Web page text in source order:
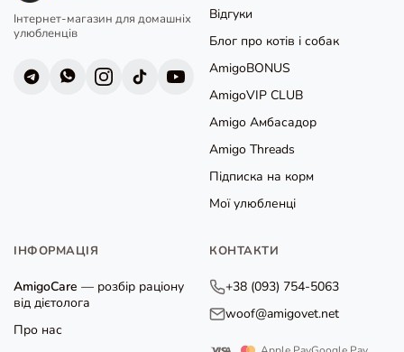
Інтернет-магазин для домашніх
улюбленців
Відгуки
Блог про котів і собак
AmigoBONUS
AmigoVIP CLUB
Amigo Амбасадор
Amigo Threads
Підписка на корм
Мої улюбленці
ІНФОРМАЦІЯ
AmigoCare — розбір раціону
від дієтолога
Про нас
КОНТАКТИ
+38 (093) 754-5063
woof@amigovet.net